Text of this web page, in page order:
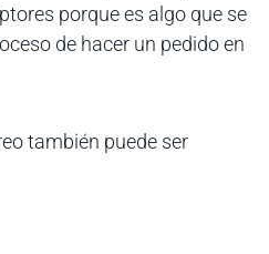
porque es algo que se
de hacer un pedido en
también puede ser